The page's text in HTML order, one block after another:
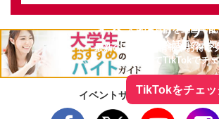
イベントサーチ
最新のイベント情報やお得な
人気のお店を動画で
気になる今話題の人
まとめてTikTokでチ
TikTokをチェッ
イベントサーチをフォローしよ